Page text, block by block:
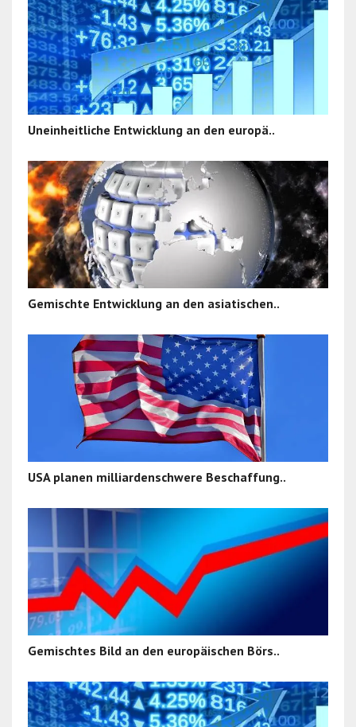
Uneinheitliche Entwicklung an den europä..
Gemischte Entwicklung an den asiatischen..
USA planen milliardenschwere Beschaffung..
Gemischtes Bild an den europäischen Börs..